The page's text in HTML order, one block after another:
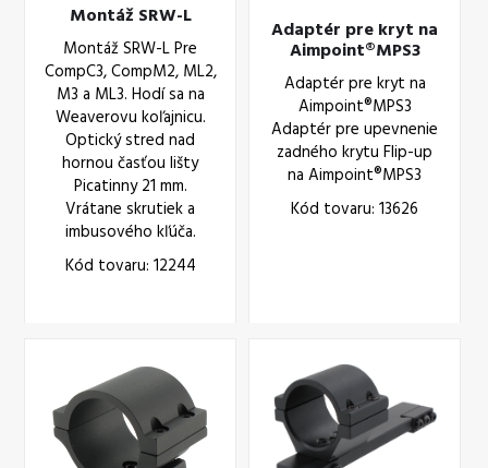
Montáž SRW-L
Montáž SRW-L Pre
CompC3, CompM2, ML2,
M3 a ML3. Hodí sa na
Weaverovu koľajnicu.
Optický stred nad
hornou časťou lišty
Picatinny 21 mm.
Vrátane skrutiek a
imbusového kľúča.
Kód tovaru: 12244
Adaptér pre kryt na
Aimpoint®MPS3
Adaptér pre kryt na
Aimpoint®MPS3
Adaptér pre upevnenie
zadného krytu Flip-up
na Aimpoint®MPS3
Kód tovaru: 13626